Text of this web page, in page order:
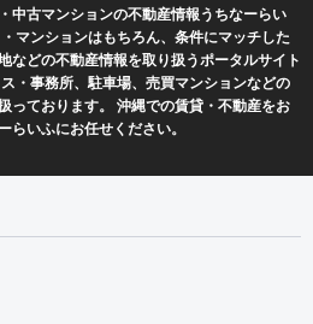
中古マンションの不動産情報うちなーらい
マンションはもちろん、条件にマッチした
などの不動産情報を取り扱うポータルサイト
・事務所、駐車場、売買マンションなどの
っております。 沖縄での賃貸・不動産をお
らいふにお任せください。